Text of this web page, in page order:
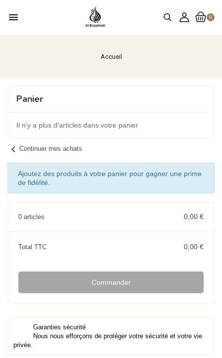
0
menu
Accueil
Panier
Il n'y a plus d'articles dans votre panier
chevron_left Continuer mes achats
Ajoutez des produits à votre panier pour gagner une prime
de fidélité.
0 articles 0,00 €
Total TTC 0,00 €
Commander
Garanties sécurité
Nous nous efforçons de protéger votre sécurité et votre vie
privée.